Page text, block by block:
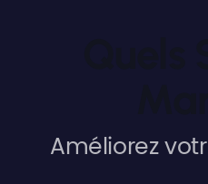
Améliorez